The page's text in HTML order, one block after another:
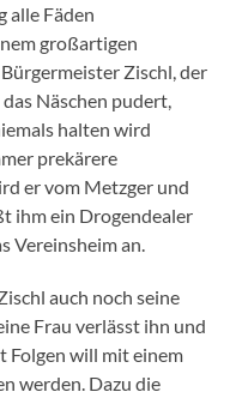
alle Fäden
großartigen
Zischl, der
Näschen pudert,
halten wird
prekärere
er vom Metzger und
ihm ein Drogendealer
Vereinsheim an.
auch noch seine
Frau verlässt ihn und
Folgen will mit einem
werden. Dazu die